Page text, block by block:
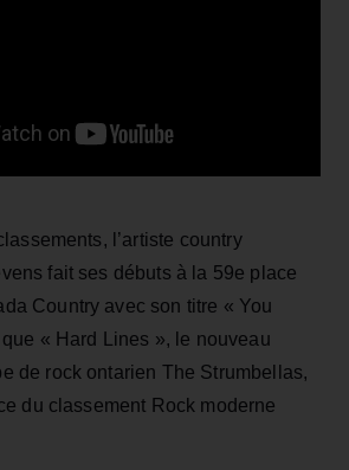
l’artiste country
fait ses débuts à la 59e place
Country avec son titre « You
« Hard Lines », le nouveau
de rock ontarien The Strumbellas,
du classement Rock moderne